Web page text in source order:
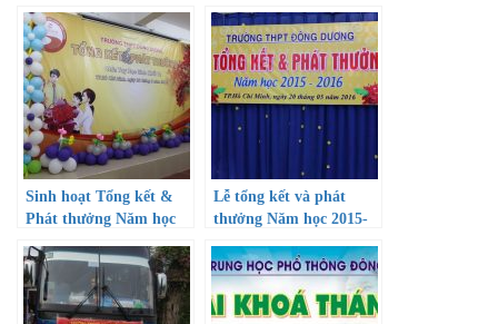
Sinh hoạt Tổng kết &
Phát thưởng Năm học
Lễ tổng kết và phát
thưởng Năm học 2015-